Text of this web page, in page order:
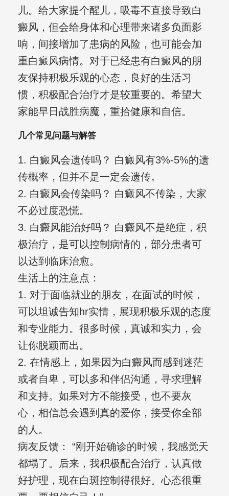
儿。给大家提个醒儿，吸毒不直接导致白
癜风，但会给身体和心理带来诸多负面影
响，间接增加了患病的风险，也可能会加
重白癜风病情。对于已经患有白癜风的朋
友保持积极乐观的心态，良好的生活习
惯，积极配合治疗才是较重要的。希望大
家能早日战胜病魔，重拾健康和自信。
几个常见问题与解答
1. 白癜风会遗传吗？ 白癜风有3%-5%的遗
传概率，但并不是一定会遗传。
2. 白癜风会传染吗？ 白癜风不传染，大家
不必过度恐慌。
3. 白癜风能治好吗？ 白癜风不是绝症，积
极治疗，是可以控制病情的，部分患者可
以达到临床治愈。
生活上的注意点：
1. 对于面临就业的朋友，在面试的时候，
可以坦诚告知hr实情，展现积极乐观的态度
和专业能力。很多时候，真诚和实力，会
让你脱颖而出。
2. 在情感上，如果因为白癜风而感到迷茫
或者自卑，可以多和伴侣沟通，寻求理解
和支持。如果对方不能接受，也不要灰
心，相信总会遇到真的爱你，接受你全部
的人。
病友反馈： “刚开始确诊的时候，我感觉天
都塌了。后来，我积极配合治疗，认真做
好护理，现在白斑控制得很好。心态很重